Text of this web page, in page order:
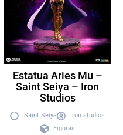
Estatua Aries Mu –
Saint Seiya – Iron
Studios
Saint Seiya
Iron studios
Figuras